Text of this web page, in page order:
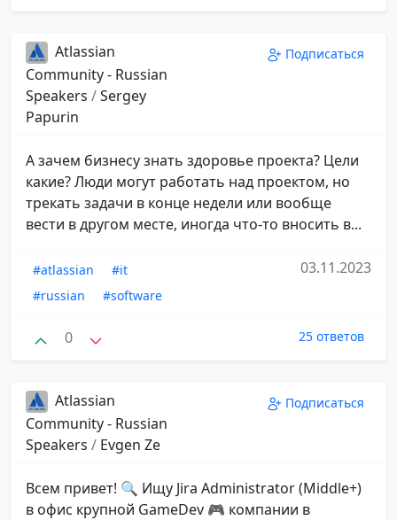
Atlassian
Community - Russian
Speakers /Sergey
Papurin
Подписаться
А зачем бизнесу знать здоровье проекта? Цели
какие? Люди могут работать над проектом, но
трекать задачи в конце недели или вообще
вести в другом месте, иногда что-то вносить в...
#atlassian
#it
#russian
#software
03.11.2023
0 25 ответов
Atlassian
Community - Russian
Speakers / Evgen Ze
Подписаться
Всем привет! 🔍 Ищу Jira Administrator (Middle+)
в офис крупной GameDev 🎮 компании в